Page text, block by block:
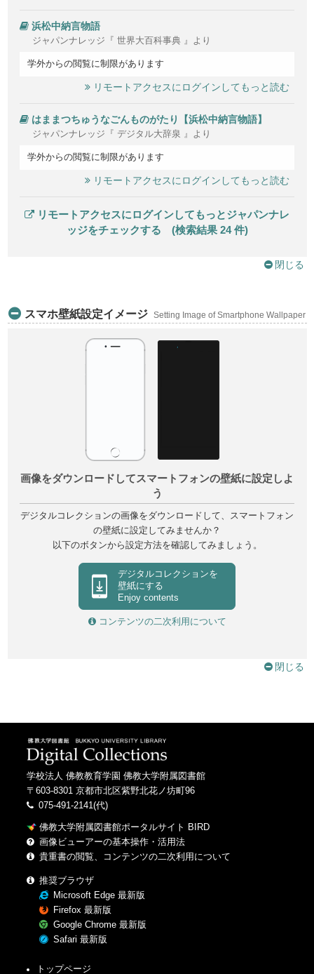
浜松中納言物語
ジャパンナレッジ『 世界大百科事典 』より
学外からの閲覧に制限があります
リモートアクセスにログインしてもっと読む
はままつちゅうなごんものがたり【浜松中納言物語】
ジャパンナレッジ『 デジタル大辞泉 』より
学外からの閲覧に制限があります
リモートアクセスにログインしてもっと読む
リモートアクセスにログインしてもっとジャパンナレ
ッジをチェックする (検索結果 24 件)
閉じる
スマホ壁紙設定イメージ Setting Image of Smartphone Wallpaper
画像をダウンロードしてスマートフォンの壁紙に設定しよ
う
デジタルコレクションの画像をダウンロードして、スマートフォン
の壁紙に設定してみませんか？
以下のボタンから設定方法を確認してみましょう。
デジタルコレクションを
壁紙にする
Enjoy contents
コンテンツの二次利用について
閉じる
学校法人 佛教教育学園 佛教大学附属図書館
〒603-8301 京都市北区紫野北花ノ坊町96
075-491-2141(代)
佛教大学附属図書館ポータルサイト BIRD
画像ビューアーの基本操作・活用法
貴重書の閲覧、コンテンツの二次利用について
推奨ブラウザ
Microsoft Edge 最新版
Firefox 最新版
Google Chrome 最新版
Safari 最新版
トップページ